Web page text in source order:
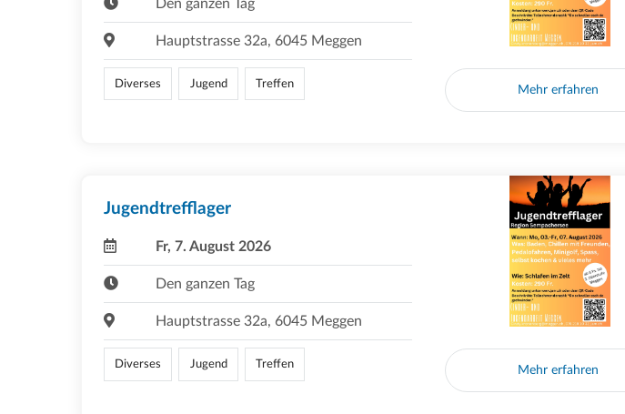
Den ganzen Tag
Hauptstrasse 32a, 6045 Meggen
Diverses Jugend Treffen Mehr erfahren
Jugendtrefflager
Fr, 7. August 2026
Den ganzen Tag
Hauptstrasse 32a, 6045 Meggen
Diverses Jugend Treffen Mehr erfahren